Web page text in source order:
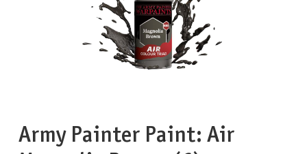
Army Painter Paint: Air